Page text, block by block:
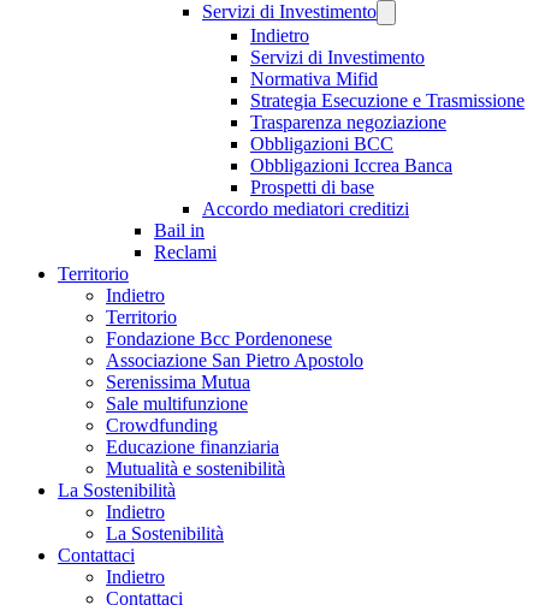
Servizi di Investimento
Indietro
Servizi di Investimento
Normativa Mifid
Strategia Esecuzione e Trasmissione
Trasparenza negoziazione
Obbligazioni BCC
Obbligazioni Iccrea Banca
Prospetti di base
Accordo mediatori creditizi
Bail in
Reclami
Territorio
Indietro
Territorio
Fondazione Bcc Pordenonese
Associazione San Pietro Apostolo
Serenissima Mutua
Sale multifunzione
Crowdfunding
Educazione finanziaria
Mutualità e sostenibilità
La Sostenibilità
Indietro
La Sostenibilità
Contattaci
Indietro
Contattaci